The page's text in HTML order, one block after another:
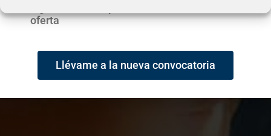
oferta
Llévame a la nueva convocatoria